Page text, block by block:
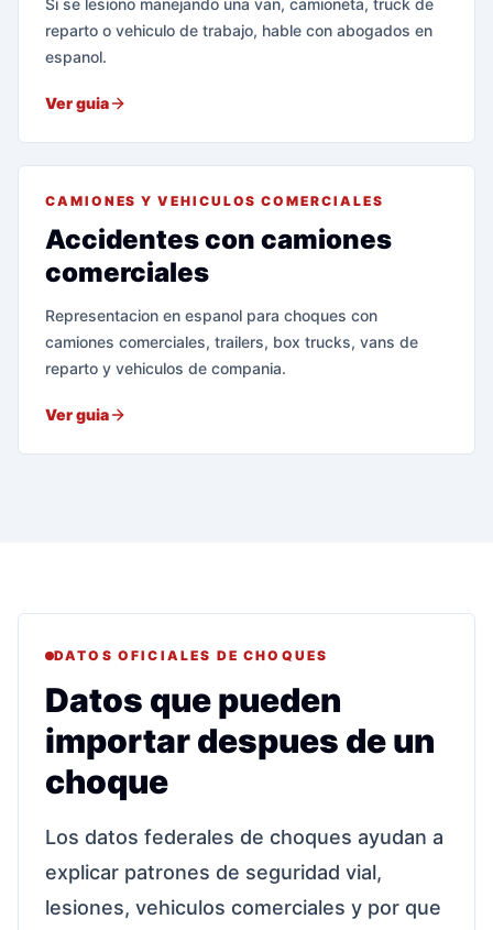
Si se lesiono manejando una van, camioneta, truck de
reparto o vehiculo de trabajo, hable con abogados en
espanol.
Ver guia
CAMIONES Y VEHICULOS COMERCIALES
Accidentes con camiones
comerciales
Representacion en espanol para choques con
camiones comerciales, trailers, box trucks, vans de
reparto y vehiculos de compania.
Ver guia
DATOS OFICIALES DE CHOQUES
Datos que pueden
importar despues de un
choque
Los datos federales de choques ayudan a
explicar patrones de seguridad vial,
lesiones, vehiculos comerciales y por que